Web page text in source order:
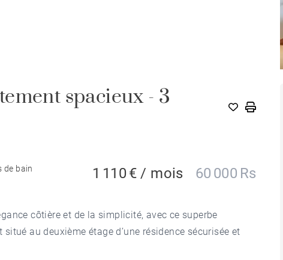
spacieux - 3
de bain 1 110 € / mois 60 000 Rs
côtière et de la simplicité, avec ce superbe
au deuxième étage d’une résidence sécurisée et